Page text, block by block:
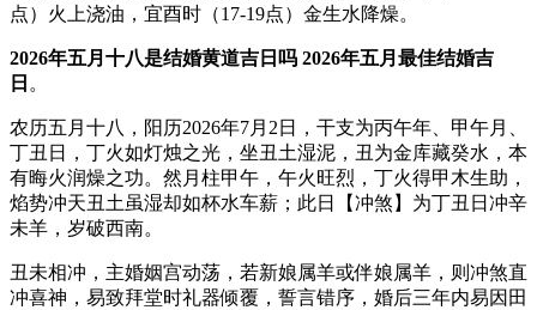
点）火上浇油，宜酉时（17-19点）金生水降燥。
2026年五月十八是结婚黄道吉日吗 2026年五月最佳结婚吉
日 。
农历五月十八，阳历2026年7月2日，干支为丙午年、甲午月、
丁丑日，丁火如灯烛之光，坐丑土湿泥，丑为金库藏癸水，本
有晦火润燥之功。然月柱甲午，午火旺烈，丁火得甲木生助，
焰势冲天丑土虽湿却如杯水车薪；此日【冲煞】为丁丑日冲辛
未羊，岁破西南。
丑未相冲，主婚姻宫动荡，若新娘属羊或伴娘属羊，则冲煞直
冲喜神，易致拜堂时礼器倾覆，誓言错序，婚后三年内易因田